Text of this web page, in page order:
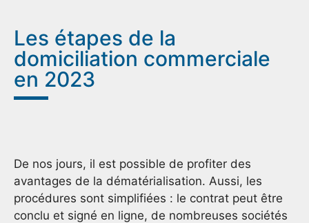
Les étapes de la
domiciliation commerciale
en 2023
De nos jours, il est possible de profiter des
avantages de la dématérialisation. Aussi, les
procédures sont simplifiées : le contrat peut être
conclu et signé en ligne, de nombreuses sociétés